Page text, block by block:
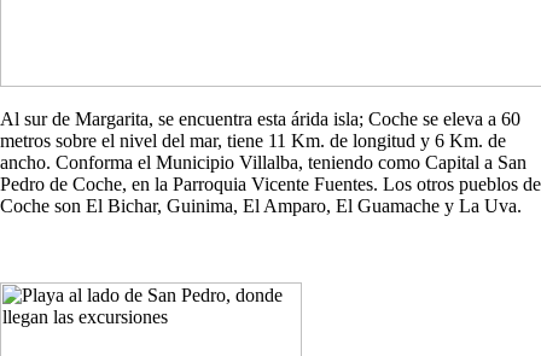
Al sur de Margarita, se encuentra esta árida isla; Coche se eleva a 60
metros sobre el nivel del mar, tiene 11 Km. de longitud y 6 Km. de
ancho. Conforma el Municipio Villalba, teniendo como Capital a San
Pedro de Coche, en la Parroquia Vicente Fuentes. Los otros pueblos de
Coche son El Bichar, Guinima, El Amparo, El Guamache y La Uva.